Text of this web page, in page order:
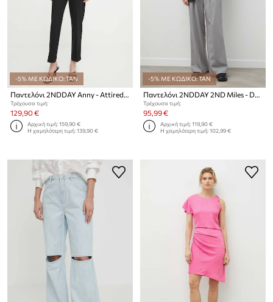
-5% ΜΕ ΚΩΔΙΚΟ: TAN
Παντελόνι 2NDDAY Anny - Attired Suiting2ND Anny - Attired Suiting
Τρέχουσα τιμή:
129,90 €
Αρχική τιμή:159,90 €
Η χαμηλότερη τιμή:139,90 €
-5% ΜΕ ΚΩΔΙΚΟ: TAN
Παντελόνι 2NDDAY 2ND Miles - Daily Sleek2ND Miles - Daily Sleek
Τρέχουσα τιμή:
95,99 €
Αρχική τιμή:119,90 €
Η χαμηλότερη τιμή:102,99 €